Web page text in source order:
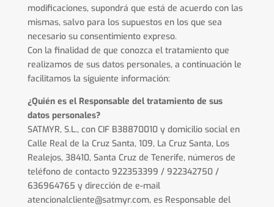
modificaciones, supondrá que está de acuerdo con las
mismas, salvo para los supuestos en los que sea
necesario su consentimiento expreso.
Con la finalidad de que conozca el tratamiento que
realizamos de sus datos personales, a continuación le
facilitamos la siguiente información:
¿Quién es el Responsable del tratamiento de sus
datos personales?
SATMYR, S.L., con CIF B38870010 y domicilio social en
Calle Real de la Cruz Santa, 109, La Cruz Santa, Los
Realejos, 38410, Santa Cruz de Tenerife, números de
teléfono de contacto 922353399 / 922342750 /
636964765 y dirección de e-mail
atencionalcliente@satmyr.com, es Responsable del